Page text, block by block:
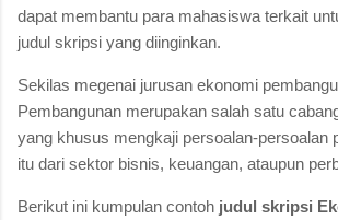
dapat membantu para mahasiswa terkait
judul skripsi yang diinginkan.
Sekilas megenai jurusan ekonomi
Pembangunan merupakan salah satu
yang khusus mengkaji persoalan-persoalan
itu dari sektor bisnis, keuangan, ataupun
Berikut ini kumpulan contoh judul skripsi